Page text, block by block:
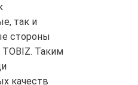
так и
стороны
TOBIZ. Таким
качеств